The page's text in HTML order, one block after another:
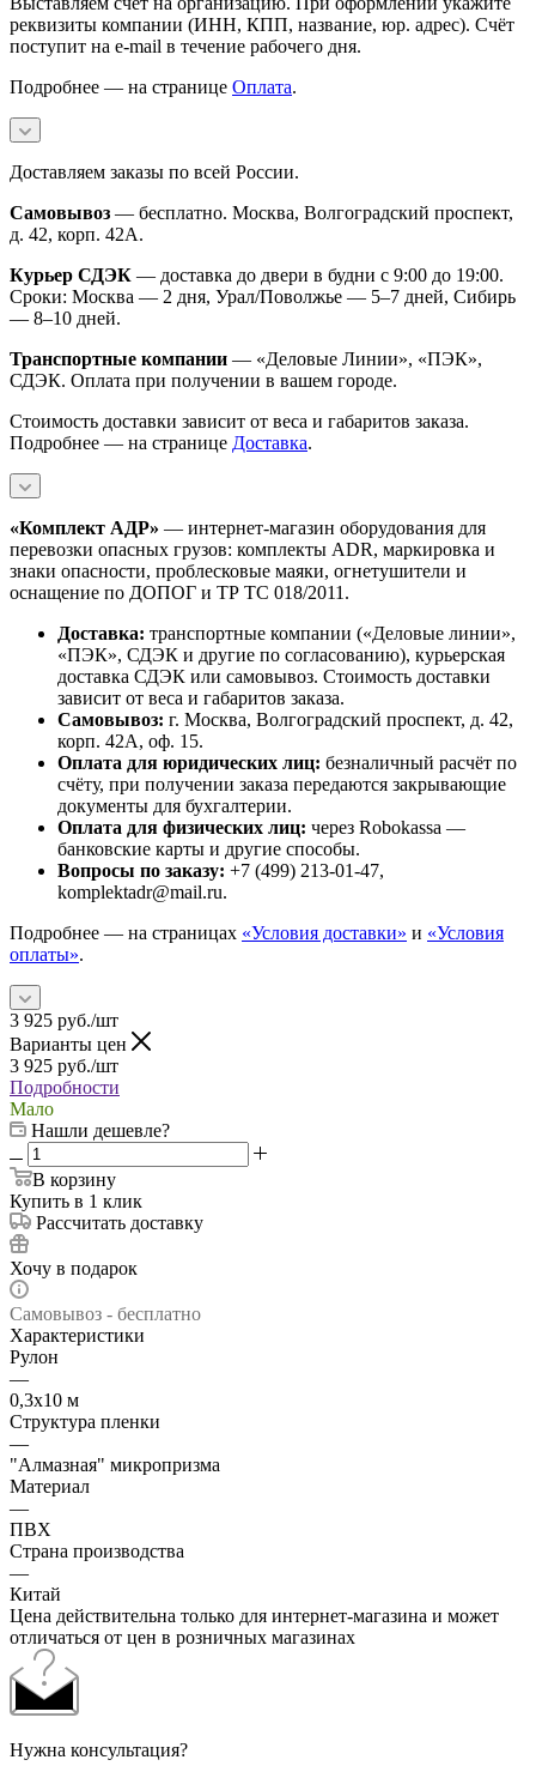
реквизиты компании (ИНН, КПП, название, юр. адрес). Счёт
поступит на e-mail в течение рабочего дня.
Подробнее — на странице Оплата.
Доставляем заказы по всей России.
Самовывоз — бесплатно. Москва, Волгоградский проспект,
д. 42, корп. 42А.
Курьер СДЭК — доставка до двери в будни с 9:00 до 19:00.
Сроки: Москва — 2 дня, Урал/Поволжье — 5–7 дней, Сибирь
— 8–10 дней.
Транспортные компании — «Деловые Линии», «ПЭК»,
СДЭК. Оплата при получении в вашем городе.
Стоимость доставки зависит от веса и габаритов заказа.
Подробнее — на странице Доставка.
«Комплект АДР» — интернет-магазин оборудования для
перевозки опасных грузов: комплекты ADR, маркировка и
знаки опасности, проблесковые маяки, огнетушители и
оснащение по ДОПОГ и ТР ТС 018/2011.
Доставка: транспортные компании («Деловые линии»,
«ПЭК», СДЭК и другие по согласованию), курьерская
доставка СДЭК или самовывоз. Стоимость доставки
зависит от веса и габаритов заказа.
Самовывоз: г. Москва, Волгоградский проспект, д. 42,
корп. 42А, оф. 15.
Оплата для юридических лиц: безналичный расчёт по
счёту, при получении заказа передаются закрывающие
документы для бухгалтерии.
Оплата для физических лиц: через Robokassa —
банковские карты и другие способы.
Вопросы по заказу: +7 (499) 213-01-47,
komplektadr@mail.ru.
Подробнее — на страницах «Условия доставки» и «Условия
оплаты».
3 925 руб./шт
Варианты цен
3 925 руб./шт
Подробности
Мало
Нашли дешевле?
В корзину
Купить в 1 клик
Рассчитать доставку
Хочу в подарок
Самовывоз - бесплатно
Характеристики
Рулон
—
0,3х10 м
Структура пленки
—
"Алмазная" микропризма
Материал
—
ПВХ
Страна производства
—
Китай
Цена действительна только для интернет-магазина и может
отличаться от цен в розничных магазинах
Нужна консультация?